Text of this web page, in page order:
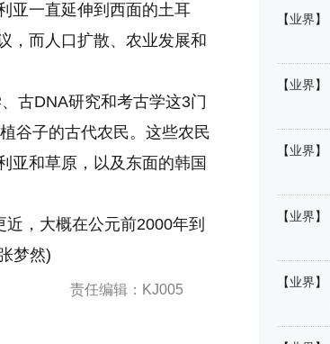
亚一直延伸到西面的土耳
，而人口扩散、农业发展和
古DNA研究和考古学这3门
谷子的古代农民。这些农民
亚和草原，以及东面的韩国
，大概在公元前2000年到
梦然)
责任编辑：KJ005
【业界】
【业界】
【业界】
【业界】
【业界】